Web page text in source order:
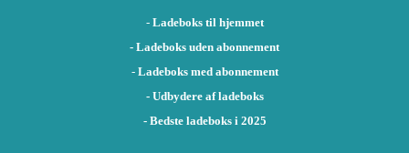
- Ladeboks til hjemmet
- Ladeboks uden abonnement
- Ladeboks med abonnement
- Udbydere af ladeboks
- Bedste ladeboks i 2025